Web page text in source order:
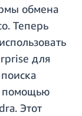
обмена
Теперь
для
помощью
Этот